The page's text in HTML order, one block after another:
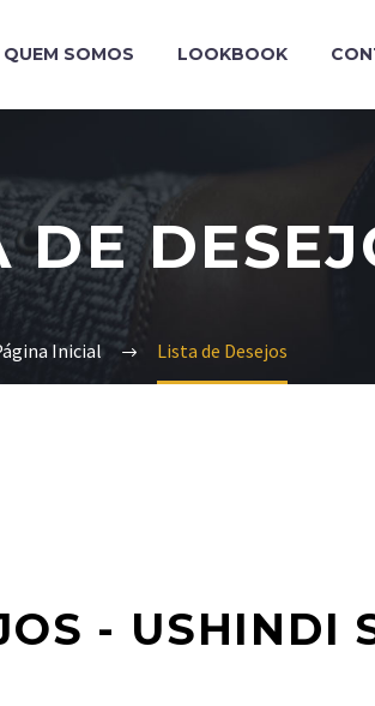
QUEM SOMOS LOOKBOOK
DE
Inicial Lista de Desejos
- USHINDI